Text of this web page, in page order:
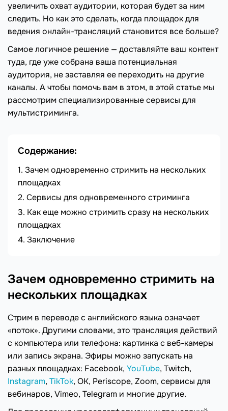
увеличить охват аудитории, которая будет за ним
следить. Но как это сделать, когда площадок для
ведения онлайн-трансляций становится все больше?
Самое логичное решение — доставляйте ваш контент
туда, где уже собрана ваша потенциальная
аудитория, не заставляя ее переходить на другие
каналы. А чтобы помочь вам в этом, в этой статье мы
рассмотрим специализированные сервисы для
мультистриминга.
Содержание:
Зачем одновременно стримить на нескольких
площадках
Сервисы для одновременного стриминга
Как еще можно стримить сразу на нескольких
площадках
Заключение
Зачем одновременно стримить на
нескольких площадках
Стрим в переводе с английского языка означает
«поток». Другими словами, это трансляция действий
с компьютера или телефона: картинка с веб-камеры
или запись экрана. Эфиры можно запускать на
разных площадках: Facebook, YouTube, Twitch,
Instagram, TikTok, ОК, Periscope, Zoom, сервисы для
вебинаров, Vimeo, Telegram и многие другие.